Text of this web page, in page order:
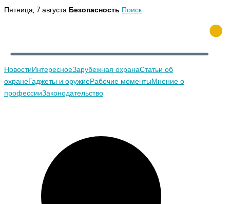
Перейти
Пятница, 7 августа Безопасность Поиск
НовостиИнтересноеЗарубежная охранаСтатьи об
охранеГаджеты и оружиеРабочие моментыМнение о
профессииЗаконодательство